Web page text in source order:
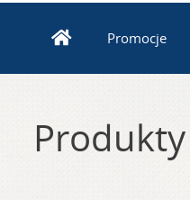
Promocje
Produkty